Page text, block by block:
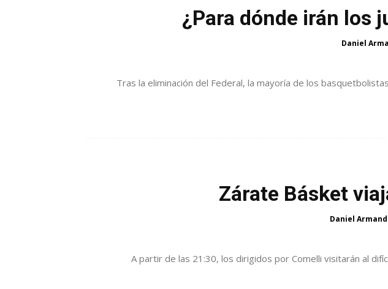
¿Para dónde irán los
Daniel
Tras la eliminación del Federal, la mayoría de los
Zárate Básket
Daniel
A partir de las 21:30, los dirigidos por Comelli visitarán al